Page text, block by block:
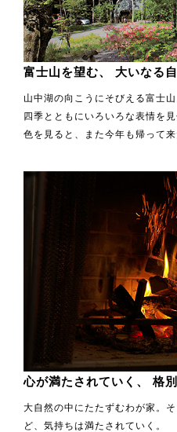
富士山を望む、 大いなる
山中湖の向こうにそびえる富士山
四季とともにいろいろな表情を
色を見ると、また今年も帰って来
心が満たされていく、 格
大自然の中にたたずむわが家。
ど、気持ちは満たされていく。